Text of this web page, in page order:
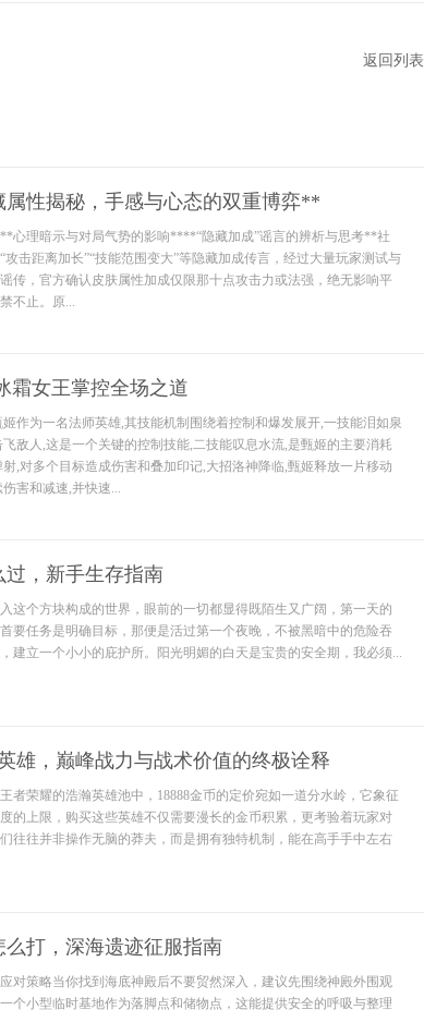
返回列表
性揭秘，手感与心态的双重博弈**
心理暗示与对局气势的影响****“隐藏加成”谣言的辨析与思考**社
攻击距离加长”“技能范围变大”等隐藏加成传言，经过大量玩家测试与
传，官方确认皮肤属性加成仅限那十点攻击力或法强，绝无影响平
不止。原...
霜女王掌控全场之道
作为一名法师英雄,其技能机制围绕着控制和爆发展开,一技能泪如泉
敌人,这是一个关键的控制技能,二技能叹息水流,是甄姬的主要消耗
,对多个目标造成伤害和叠加印记,大招洛神降临,甄姬释放一片移动
害和减速,并快速...
，新手生存指南
这个方块构成的世界，眼前的一切都显得既陌生又广阔，第一天的
要任务是明确目标，那便是活过第一个夜晚，不被黑暗中的危险吞
建立一个小小的庇护所。阳光明媚的白天是宝贵的安全期，我必须...
雄，巅峰战力与战术价值的终极诠释
者荣耀的浩瀚英雄池中，18888金币的定价宛如一道分水岭，它象征
的上限，购买这些英雄不仅需要漫长的金币积累，更考验着玩家对
往往并非操作无脑的莽夫，而是拥有独特机制，能在高手手中左右
打，深海遗迹征服指南
对策略当你找到海底神殿后不要贸然深入，建议先围绕神殿外围观
个小型临时基地作为落脚点和储物点，这能提供安全的呼吸与整理